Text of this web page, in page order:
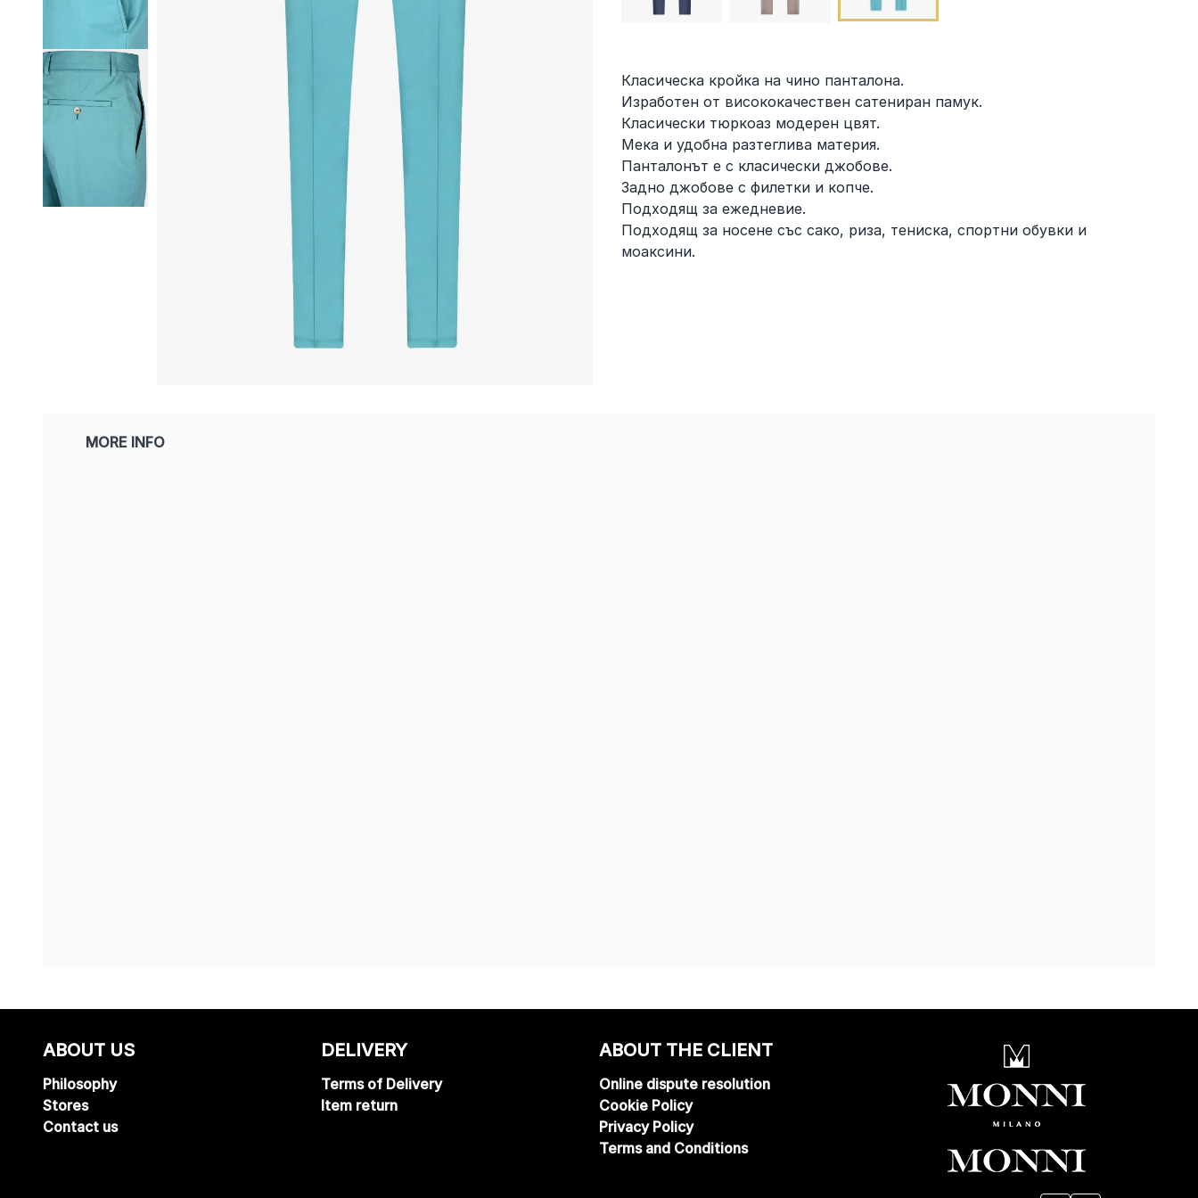
Класическа кройка на чино панталона.
Изработен от висококачествен сатениран памук.
Класически тюркоаз модерен цвят.
Мека и удобна разтеглива материя.
Панталонът е с класически джобове.
Задно джобове с филетки и копче.
Подходящ за ежедневие.
Подходящ за носене със сако, риза, тениска, спортни обувки и
моаксини.
MORE INFO
ABOUT US
Philosophy
Stores
Contact us
DELIVERY
Terms of Delivery
Item return
ABOUT THE CLIENT
Online dispute resolution
Cookie Policy
Privacy Policy
Terms and Conditions